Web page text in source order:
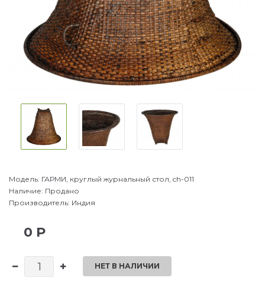
Модель: ГАРМИ, круглый журнальный стол, ch-011
Наличие: Продано
Производитель: Индия
0 Р
НЕТ В НАЛИЧИИ